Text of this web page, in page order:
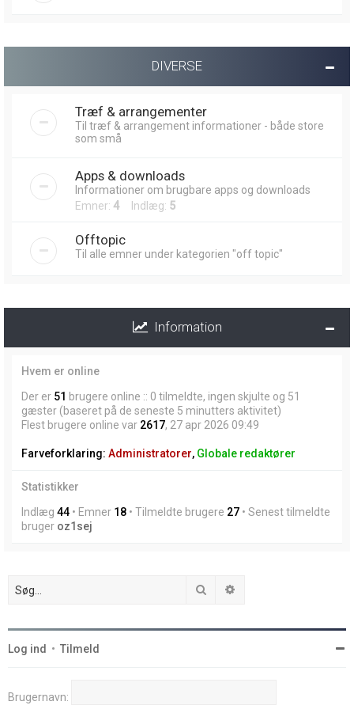
DIVERSE
Træf & arrangementer
Til træf & arrangement informationer - både store
som små
Apps & downloads
Informationer om brugbare apps og downloads
Emner: 4 Indlæg: 5
Offtopic
Til alle emner under kategorien "off topic"
Information
Hvem er online
Der er 51 brugere online :: 0 tilmeldte, ingen skjulte og 51
gæster (baseret på de seneste 5 minutters aktivitet)
Flest brugere online var 2617, 27 apr 2026 09:49
Farveforklaring: Administratorer, Globale redaktører
Statistikker
Indlæg 44 • Emner 18 • Tilmeldte brugere 27 • Senest tilmeldte
bruger oz1sej
Søg
Log ind • Tilmeld
Brugernavn: